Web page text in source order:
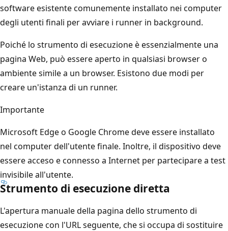
software esistente comunemente installato nei computer
degli utenti finali per avviare i runner in background.
Poiché lo strumento di esecuzione è essenzialmente una
pagina Web, può essere aperto in qualsiasi browser o
ambiente simile a un browser. Esistono due modi per
creare un'istanza di un runner.
Importante
Microsoft Edge o Google Chrome deve essere installato
nel computer dell'utente finale. Inoltre, il dispositivo deve
essere acceso e connesso a Internet per partecipare a test
invisibile all'utente.
Strumento di esecuzione diretta
L'apertura manuale della pagina dello strumento di
esecuzione con l'URL seguente, che si occupa di sostituire